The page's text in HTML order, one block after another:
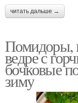
читать дальше →
Помидоры,
ведре с
бочковые
зиму